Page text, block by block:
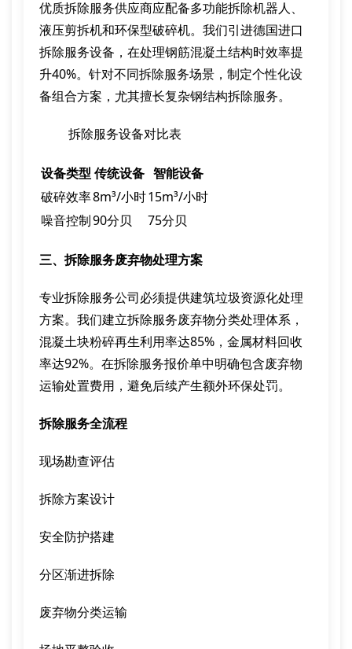
优质拆除服务供应商应配备多功能拆除机器人、
液压剪拆机和环保型破碎机。我们引进德国进口
拆除服务设备，在处理钢筋混凝土结构时效率提
升40%。针对不同拆除服务场景，制定个性化设
备组合方案，尤其擅长复杂钢结构拆除服务。
拆除服务设备对比表
设备类型 传统设备 智能设备
破碎效率8m³/小时15m³/小时
噪音控制90分贝 75分贝
三、拆除服务废弃物处理方案
专业拆除服务公司必须提供建筑垃圾资源化处理
方案。我们建立拆除服务废弃物分类处理体系，
混凝土块粉碎再生利用率达85%，金属材料回收
率达92%。在拆除服务报价单中明确包含废弃物
运输处置费用，避免后续产生额外环保处罚。
拆除服务全流程
现场勘查评估
拆除方案设计
安全防护搭建
分区渐进拆除
废弃物分类运输